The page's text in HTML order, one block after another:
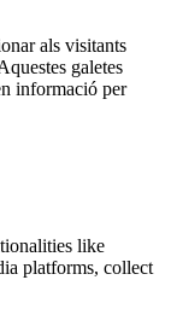
als visitants
galetes
informació per
like
platforms, collect